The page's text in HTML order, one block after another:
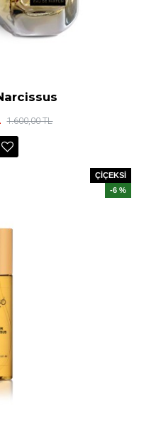
1.600,00 TL
ÇİÇEKSİ
-6 %